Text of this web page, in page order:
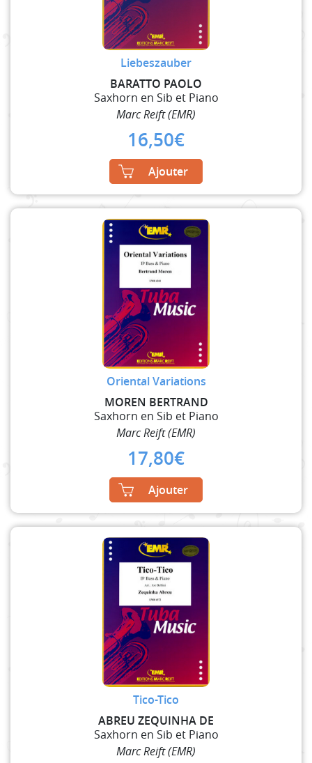
Liebeszauber
BARATTO PAOLO
Saxhorn en Sib et Piano
Marc Reift (EMR)
16,50€
Ajouter
Oriental Variations
MOREN BERTRAND
Saxhorn en Sib et Piano
Marc Reift (EMR)
17,80€
Ajouter
Tico-Tico
ABREU ZEQUINHA DE
Saxhorn en Sib et Piano
Marc Reift (EMR)